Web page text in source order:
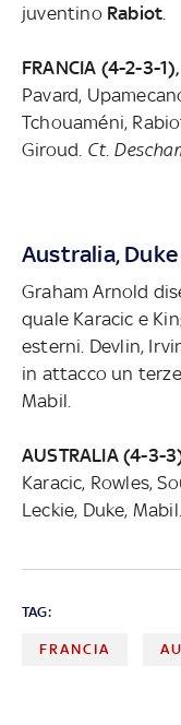
juventino Rabiot
FRANCIA (4-2-3-
Pavard,
Tchouaméni,
Giroud. Ct.
Australia,
Graham Arnold
quale Karacic e
esterni. Devlin,
in attacco un
Mabil.
AUSTRALIA (4-3-
Karacic, Rowles,
Leckie, Duke, Mabil.
TAG:
FRANCIA